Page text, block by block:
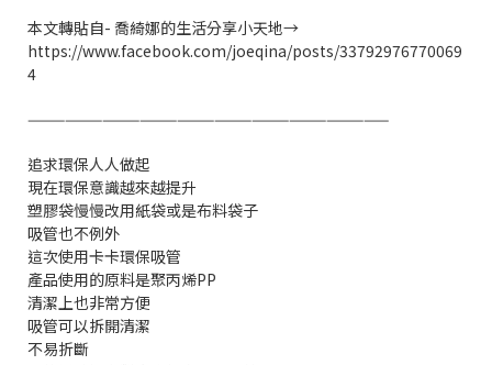
本文轉貼自- 喬綺娜的生活分享小天地→
https://www.facebook.com/joeqina/posts/33792976770069
4
—————————————————————————————
追求環保人人做起
現在環保意識越來越提升
塑膠袋慢慢改用紙袋或是布料袋子
吸管也不例外
這次使用卡卡環保吸管
產品使用的原料是聚丙烯PP
清潔上也非常方便
吸管可以拆開清潔
不易折斷